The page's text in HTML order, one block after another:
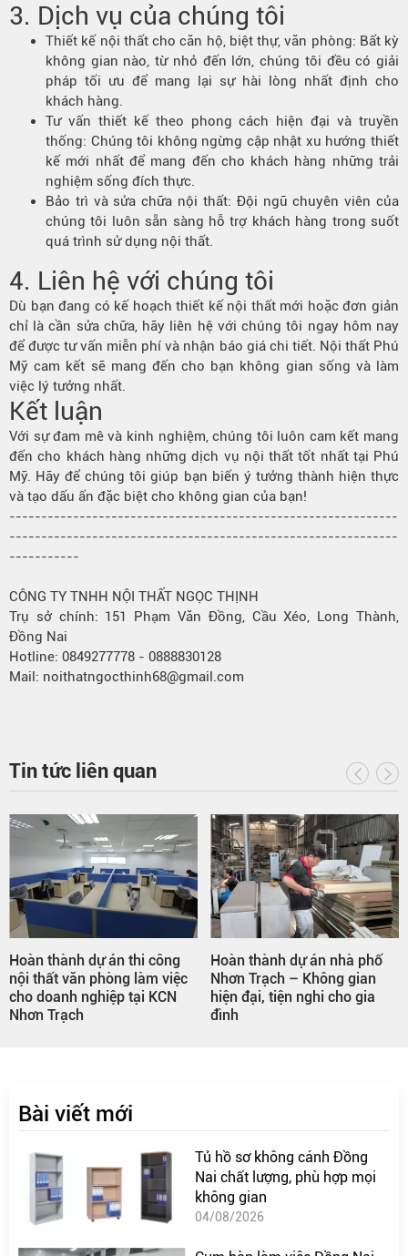
3. Dịch vụ của chúng tôi
Thiết kế nội thất cho căn hộ, biệt thự, văn phòng: Bất kỳ
không gian nào, từ nhỏ đến lớn, chúng tôi đều có giải
pháp tối ưu để mang lại sự hài lòng nhất định cho
khách hàng.
Tư vấn thiết kế theo phong cách hiện đại và truyền
thống: Chúng tôi không ngừng cập nhật xu hướng thiết
kế mới nhất để mang đến cho khách hàng những trải
nghiệm sống đích thực.
Bảo trì và sửa chữa nội thất: Đội ngũ chuyên viên của
chúng tôi luôn sẵn sàng hỗ trợ khách hàng trong suốt
quá trình sử dụng nội thất.
4. Liên hệ với chúng tôi
Dù bạn đang có kế hoạch thiết kế nội thất mới hoặc đơn giản
chỉ là cần sửa chữa, hãy liên hệ với chúng tôi ngay hôm nay
để được tư vấn miễn phí và nhận báo giá chi tiết. Nội thất Phú
Mỹ cam kết sẽ mang đến cho bạn không gian sống và làm
việc lý tưởng nhất.
Kết luận
Với sự đam mê và kinh nghiệm, chúng tôi luôn cam kết mang
đến cho khách hàng những dịch vụ nội thất tốt nhất tại Phú
Mỹ. Hãy để chúng tôi giúp bạn biến ý tưởng thành hiện thực
và tạo dấu ấn đặc biệt cho không gian của bạn!
-------------------------------------------------------------
-------------------------------------------------------------
-----------
CÔNG TY TNHH NỘI THẤT NGỌC THỊNH
Trụ sở chính: 151 Phạm Văn Đồng, Cầu Xéo, Long Thành,
Đồng Nai
Hotline: 0849277778 - 0888830128
Mail: noithatngocthinh68@gmail.com
Tin tức liên quan
Hoàn thành dự án thi công
nội thất văn phòng làm việc
cho doanh nghiệp tại KCN
Nhơn Trạch
Hoàn thành dự án nhà phố
Nhơn Trạch – Không gian
hiện đại, tiện nghi cho gia
đình
Bài viết mới
Tủ hồ sơ không cánh Đồng
Nai chất lượng, phù hợp mọi
không gian
04/08/2026